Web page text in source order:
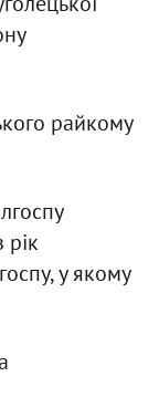
райкому
рік
у якому